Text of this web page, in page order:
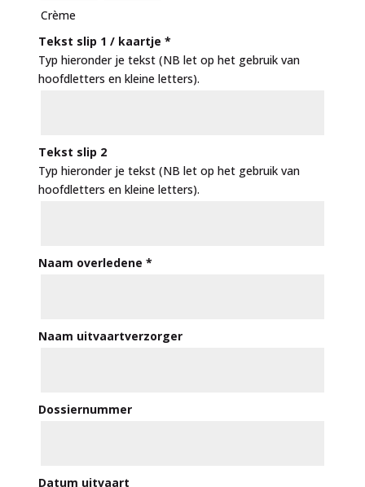
Crème
Tekst slip 1 / kaartje *
Typ hieronder je tekst (NB let op het gebruik van
hoofdletters en kleine letters).
Tekst slip 2
Typ hieronder je tekst (NB let op het gebruik van
hoofdletters en kleine letters).
Naam overledene *
Naam uitvaartverzorger
Dossiernummer
Datum uitvaart